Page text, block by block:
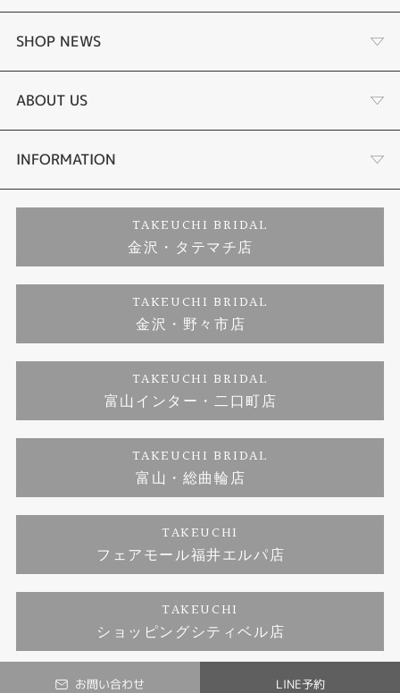
お問い合わせ LINE予約
婚約指輪
結婚指輪
セットリング
婚約ネックレス
ダイヤモンド
ジュエリーリフォーム
SHOP NEWS
選ばれる理由まとめ
お客様の声
プロポーズサポート
ブランドリスト
福井指輪工房｜手作りペアリング
福井指輪工房｜手作り結婚指輪 and 婚約指輪
福井工房｜手作り婚約指輪プロポーズプラン
ABOUT US
会社概要
お客様の声
INFORMATION
プライバシーポリシー
TAKEUCHI BRIDAL
金沢・タテマチ店
TAKEUCHI BRIDAL
金沢・野々市店
TAKEUCHI BRIDAL
富山インター・二口町店
TAKEUCHI BRIDAL
富山・総曲輪店
TAKEUCHI
フェアモール福井エルパ店
TAKEUCHI
ショッピングシティベル店
© TAKEUCHI BRIDAL All Rights Reserved.